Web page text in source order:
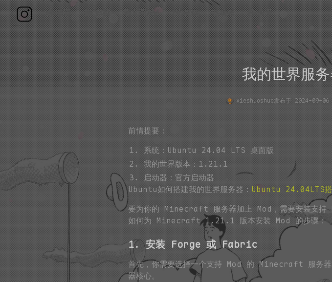
首页 归档 Steam 友链 状态 关于
我的世界服务
xieshuoshuo发布于 2024-09-06
前情提要：
系统：Ubuntu 24.04 LTS 桌面版
我的世界版本：1.21.1
启动器：官方启动器
Ubuntu如何搭建我的世界服务器：Ubuntu 24.04LTS
要为你的 Minecraft 服务器加上 Mod，需要安装支
如何为 Minecraft 1.21.1 版本安装 Mod 的步骤：
1. 安装 Forge 或 Fabric
首先，你需要选择一个支持 Mod 的 Minecraft 服务
器核心。